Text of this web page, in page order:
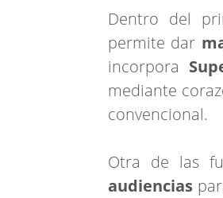
Dentro del
permite dar
incorpora
mediante
convencional.
Otra de las
audiencias